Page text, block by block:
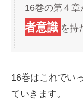
16巻の第４
者意識 を持
16巻はこれでい
ていきます。